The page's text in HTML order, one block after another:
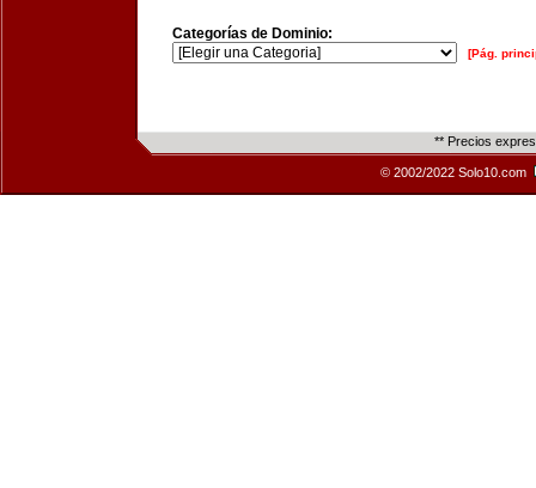
Categorías de Dominio:
[Pág.
** Precios
© 2002/2022 Solo10.com